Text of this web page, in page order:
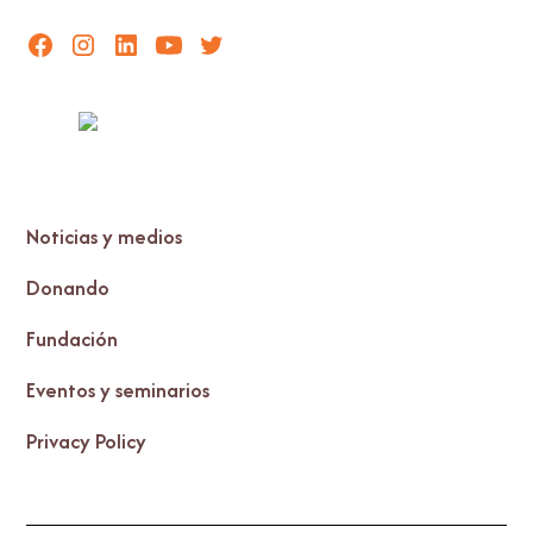
Noticias y medios
Donando
Fundación
Eventos y seminarios
Privacy Policy